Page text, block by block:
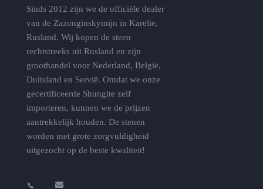
Sinds 2012 zijn we de officiële dealer
van de Zazonginskymijn in Karelie,
Rusland. Wij kopen de steen
rechtstreeks uit Rusland en zijn
groothandel voor Nederland, België,
Duitsland en Servië. Omdat we onze
gecertificeerde Shungite zelf
importeren, kunnen we de prijzen
aantrekkelijk houden. De stenen
worden met grote zorgvuldigheid
uitgezocht op de beste kwaliteit!